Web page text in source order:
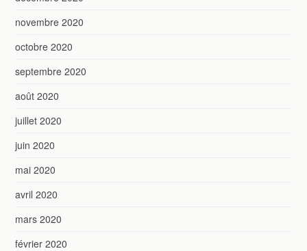
novembre 2020
octobre 2020
septembre 2020
août 2020
juillet 2020
juin 2020
mai 2020
avril 2020
mars 2020
février 2020